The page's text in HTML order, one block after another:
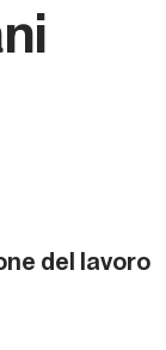
del lavoro